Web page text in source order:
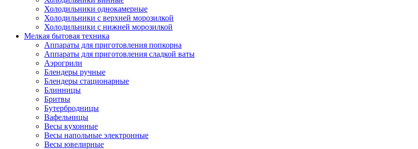
Холодильники однокамерные
Холодильники с верхней морозилкой
Холодильники с нижней морозилкой
Мелкая бытовая техника
Аппараты для приготовления попкорна
Аппараты для приготовления сладкой ваты
Аэрогрили
Блендеры ручные
Блендеры стационарные
Блинницы
Бритвы
Бутербродницы
Вафельницы
Весы кухонные
Весы напольные электронные
Весы ювелирные